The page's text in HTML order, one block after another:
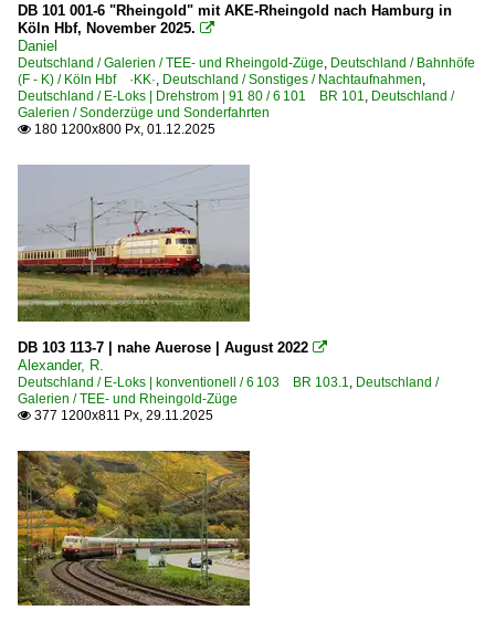
DB 101 001-6 "Rheingold" mit AKE-Rheingold nach Hamburg in
Köln Hbf, November 2025. 
Daniel
Deutschland / Galerien / TEE- und Rheingold-Züge, Deutschland / Bahnhöfe
(F - K) / Köln Hbf ·KK·, Deutschland / Sonstiges / Nachtaufnahmen,
Deutschland / E-Loks | Drehstrom | 91 80 / 6 101 BR 101, Deutschland /
Galerien / Sonderzüge und Sonderfahrten
 180 1200x800 Px, 01.12.2025
DB 103 113-7 | nahe Auerose | August 2022 
Alexander, R.
Deutschland / E-Loks | konventionell / 6 103 BR 103.1, Deutschland /
Galerien / TEE- und Rheingold-Züge
 377 1200x811 Px, 29.11.2025